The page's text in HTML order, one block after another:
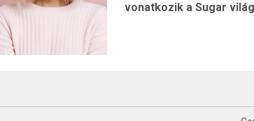
vonatkozik a Sugar